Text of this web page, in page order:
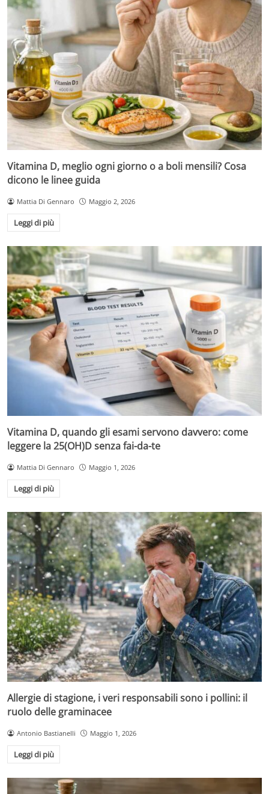
Vitamina D, meglio ogni giorno o a boli mensili? Cosa
dicono le linee guida
Mattia Di Gennaro Maggio 2, 2026
Leggi di più
Vitamina D, quando gli esami servono davvero: come
leggere la 25(OH)D senza fai-da-te
Mattia Di Gennaro Maggio 1, 2026
Leggi di più
Allergie di stagione, i veri responsabili sono i pollini: il
ruolo delle graminacee
Antonio Bastianelli Maggio 1, 2026
Leggi di più